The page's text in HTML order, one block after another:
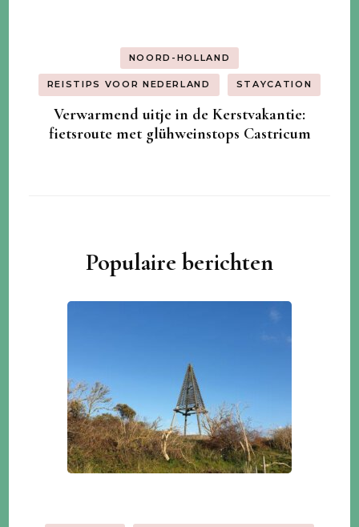
NOORD-HOLLAND
REISTIPS VOOR NEDERLAND STAYCATION
Verwarmend uitje in de Kerstvakantie:
fietsroute met glühweinstops Castricum
Populaire berichten